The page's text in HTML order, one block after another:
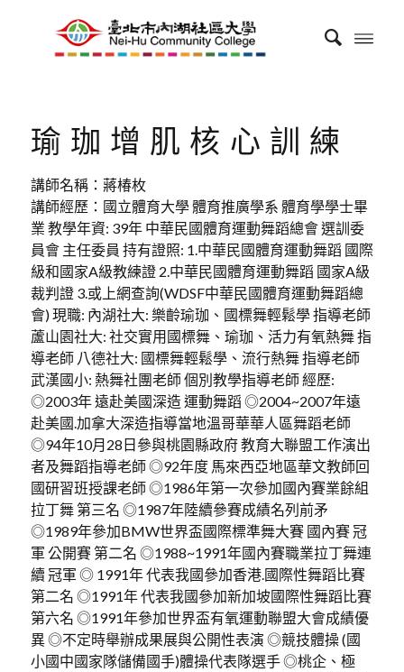
瑜珈增肌核心訓練
講師名稱：蔣椿枚
講師經歷：國立體育大學 體育推廣學系 體育學學士畢
業 教學年資: 39年 中華民國體育運動舞蹈總會 選訓委
員會 主任委員 持有證照: 1.中華民國體育運動舞蹈 國際
級和國家A級教練證 2.中華民國體育運動舞蹈 國家A級
裁判證 3.或上網查詢(WDSF中華民國體育運動舞蹈總
會) 現職: 內湖社大: 樂齡瑜珈、國標舞輕鬆學 指導老師
蘆山園社大: 社交實用國標舞、瑜珈、活力有氧熱舞 指
導老師 八德社大: 國標舞輕鬆學、流行熱舞 指導老師
武漢國小: 熱舞社團老師 個別教學指導老師 經歷:
◎2003年 遠赴美國深造 運動舞蹈 ◎2004~2007年遠
赴美國.加拿大深造指導當地溫哥華華人區舞蹈老師
◎94年10月28日參與桃園縣政府 教育大聯盟工作演出
者及舞蹈指導老師 ◎92年度 馬來西亞地區華文教師回
國研習班授課老師 ◎1986年第一次參加國內賽業餘組
拉丁舞 第三名 ◎1987年陸續參賽成績名列前矛
◎1989年參加BMW世界盃國際標準舞大賽 國內賽 冠
軍 公開賽 第二名 ◎1988~1991年國內賽職業拉丁舞連
續 冠軍 ◎ 1991年 代表我國參加香港.國際性舞蹈比賽
第二名 ◎1991年 代表我國參加新加坡國際性舞蹈比賽
第六名 ◎1991年參加世界盃有氧運動聯盟大會成績優
異 ◎不定時舉辦成果展與公開性表演 ◎競技體操 (國
小國中國家隊儲備國手)體操代表隊選手 ◎桃企、極